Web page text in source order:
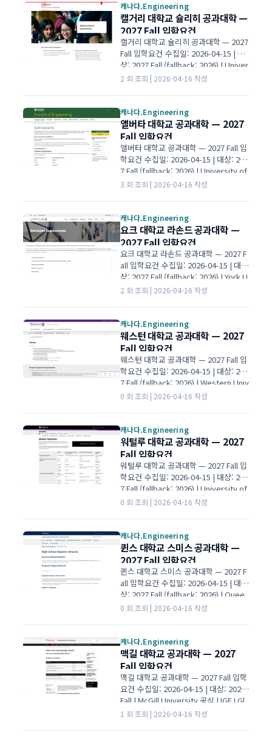
캐나다.Engineering
캘거리 대학교 슐리히 공과대학 —
2027 Fall 입학요건
캘거리 대학교 슐리히 공과대학 — 2027
Fall 입학요건 수집일: 2026-04-15 | 대
상: 2027 Fall (fallback: 2026) | Univer
sity of Calgary 공식 | IGE I Global Ed
개 필수 과목 1항목 필수 과목 IELTS 6.5
보충서류 없음 성적만 평가 01대학·전
공 개요 학위BSc 단과대학Schulich Sc
hool of Engineering (슐리히 공과대
학) 캠퍼스Calgary 비고1학년 공통(Co
mmon First Year) 후…
2 회 조회 | 2026-04-16 작성
캐나다.Engineering
앨버타 대학교 공과대학 — 2027
Fall 입학요건
앨버타 대학교 공과대학 — 2027 Fall 입
학요건 수집일: 2026-04-15 | 대상: 202
7 Fall (fallback: 2026) | University of
Alberta 공식 | IGE I Global Education
목 1항목 필수 과목 IELTS 6.5 각 band
6.0+ 보충서류 없음 성적만 평가 01대학
·전공 개요 학위BSc in Engineering (F
oundational/Qualifying Year) 단과대
학Faculty of Engineering (공과대학)
캠퍼스E…
3 회 조회 | 2026-04-16 작성
캐나다.Engineering
요크 대학교 라손드 공과대학 —
2027 Fall 입학요건
요크 대학교 라손드 공과대학 — 2027 F
all 입학요건 수집일: 2026-04-15 | 대
상: 2027 Fall (fallback: 2026) | York U
niversity 공식 | IGE I Global Educatio
과목 1항목 필수 과목 IELTS 6.5 보충서
류 없음 성적만 평가 01대학·전공 개요
학위BEng 단과대학Lassonde School
of Engineering (라손드 공과대학) 캠퍼
스Keele 비고Lassonde School of En
gineering BEng…
2 회 조회 | 2026-04-16 작성
캐나다.Engineering
웨스턴 대학교 공과대학 — 2027
Fall 입학요건
웨스턴 대학교 공과대학 — 2027 Fall 입
학요건 수집일: 2026-04-15 | 대상: 202
7 Fall (fallback: 2026) | Western Univ
ersity 공식 | IGE I Global Education
목 1항목 필수 과목 IELTS 6.5 보충서류
필수 제출 필수 01대학·전공 개요 학위B
ESc 단과대학Faculty of Engineering
(공과대학) 캠퍼스London 비고1학년은
공통 엔지니어링 과정으로 입학. Year 1
Average(YWA) 기준으로 …
0 회 조회 | 2026-04-16 작성
캐나다.Engineering
워털루 대학교 공과대학 — 2027
Fall 입학요건
워털루 대학교 공과대학 — 2027 Fall 입
학요건 수집일: 2026-04-15 | 대상: 202
7 Fall (fallback: 2026) | University of
Waterloo 공식 | IGE I Global Educati
수 과목 1항목 필수 과목 IELTS 6.5 보충
서류 AIF 제출 필수 01대학·전공 개요
학위BASc 단과대학Faculty of Engine
ering (공과대학) 캠퍼스Waterloo 비고
14개 Direct-entry 프로그램 (Architec
tural, Bi…
0 회 조회 | 2026-04-16 작성
캐나다.Engineering
퀸스 대학교 스미스 공과대학 —
2027 Fall 입학요건
퀸스 대학교 스미스 공과대학 — 2027 F
all 입학요건 수집일: 2026-04-15 | 대
상: 2027 Fall (fallback: 2026) | Quee
n's University 공식 | IGE I Global Edu
공개 필수 과목 2항목 필수 과목 IELTS 6.
5 보충서류 없음 성적만 평가 01대학·전
공 개요 학위BASc 단과대학Smith Engi
neering (스미스 공과대학) 캠퍼스King
ston 비고공통 1학년(Common First Y
ear) + 10개 분과(dep…
0 회 조회 | 2026-04-16 작성
캐나다.Engineering
맥길 대학교 공과대학 — 2027
Fall 입학요건
맥길 대학교 공과대학 — 2027 Fall 입학
요건 수집일: 2026-04-15 | 대상: 2027
Fall | McGill University 공식 | IGE I Gl
obal Education 입학 평균 B+ 평균 cut
ELTS 6.5 보충서류 없음 성적만 평가 01
1 회 조회 | 2026-04-16 작성